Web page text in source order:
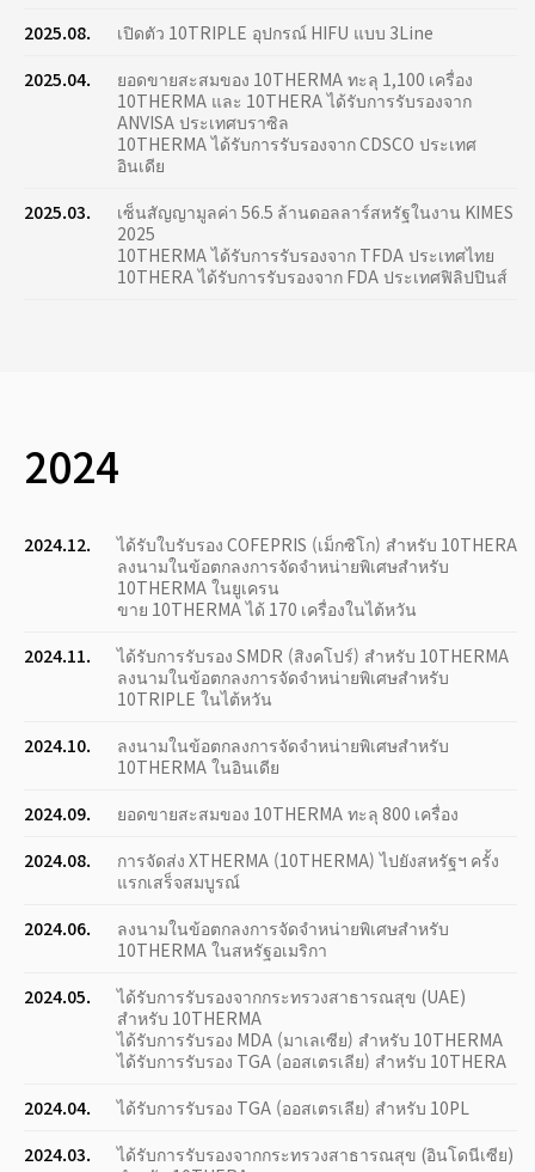
2025.08.
เปิดตัว 10TRIPLE อุปกรณ์ HIFU แบบ 3Line
2025.04.
ยอดขายสะสมของ 10THERMA ทะลุ 1,100 เครื่อง
10THERMA และ 10THERA ได้รับการรับรองจาก
ANVISA ประเทศบราซิล
10THERMA ได้รับการรับรองจาก CDSCO ประเทศ
อินเดีย
2025.03.
เซ็นสัญญามูลค่า 56.5 ล้านดอลลาร์สหรัฐในงาน KIMES
2025
10THERMA ได้รับการรับรองจาก TFDA ประเทศไทย
10THERA ได้รับการรับรองจาก FDA ประเทศฟิลิปปินส์
2024
2024.12.
ได้รับใบรับรอง COFEPRIS (เม็กซิโก) สำหรับ 10THERA
ลงนามในข้อตกลงการจัดจำหน่ายพิเศษสำหรับ
10THERMA ในยูเครน
ขาย 10THERMA ได้ 170 เครื่องในไต้หวัน
2024.11.
ได้รับการรับรอง SMDR (สิงคโปร์) สำหรับ 10THERMA
ลงนามในข้อตกลงการจัดจำหน่ายพิเศษสำหรับ
10TRIPLE ในไต้หวัน
2024.10.
ลงนามในข้อตกลงการจัดจำหน่ายพิเศษสำหรับ
10THERMA ในอินเดีย
2024.09.
ยอดขายสะสมของ 10THERMA ทะลุ 800 เครื่อง
2024.08.
การจัดส่ง XTHERMA (10THERMA) ไปยังสหรัฐฯ ครั้ง
แรกเสร็จสมบูรณ์
2024.06.
ลงนามในข้อตกลงการจัดจำหน่ายพิเศษสำหรับ
10THERMA ในสหรัฐอเมริกา
2024.05.
ได้รับการรับรองจากกระทรวงสาธารณสุข (UAE)
สำหรับ 10THERMA
ได้รับการรับรอง MDA (มาเลเซีย) สำหรับ 10THERMA
ได้รับการรับรอง TGA (ออสเตรเลีย) สำหรับ 10THERA
2024.04.
ได้รับการรับรอง TGA (ออสเตรเลีย) สำหรับ 10PL
2024.03.
ได้รับการรับรองจากกระทรวงสาธารณสุข (อินโดนีเซีย)